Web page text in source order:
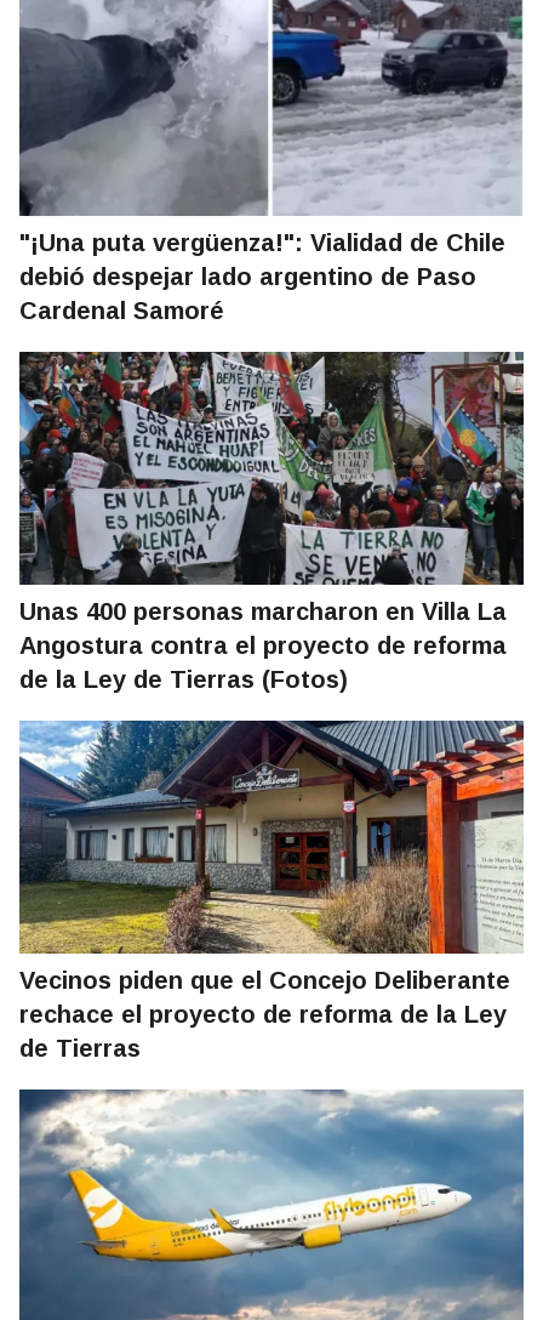
"¡Una puta vergüenza!": Vialidad de Chile
debió despejar lado argentino de Paso
Cardenal Samoré
Unas 400 personas marcharon en Villa La
Angostura contra el proyecto de reforma
de la Ley de Tierras (Fotos)
Vecinos piden que el Concejo Deliberante
rechace el proyecto de reforma de la Ley
de Tierras